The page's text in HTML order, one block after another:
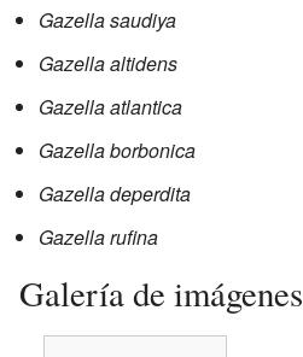
Gazella saudiya
Gazella altidens
Gazella atlantica
Gazella borbonica
Gazella deperdita
Gazella rufina
Galería de imágenes